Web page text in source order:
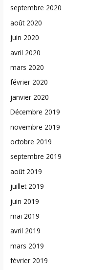
septembre 2020
août 2020
juin 2020
avril 2020
mars 2020
février 2020
janvier 2020
Décembre 2019
novembre 2019
octobre 2019
septembre 2019
août 2019
juillet 2019
juin 2019
mai 2019
avril 2019
mars 2019
février 2019